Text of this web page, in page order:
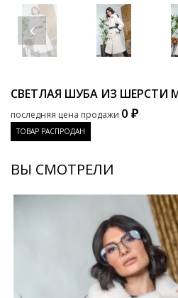
СВЕТЛАЯ ШУБА ИЗ ШЕРСТИ
последняя цена продажи 0 ₽
ТОВАР РАСПРОДАН
ВЫ СМОТРЕЛИ